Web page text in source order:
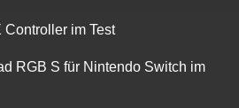
im Test
RGB S für Nintendo Switch im